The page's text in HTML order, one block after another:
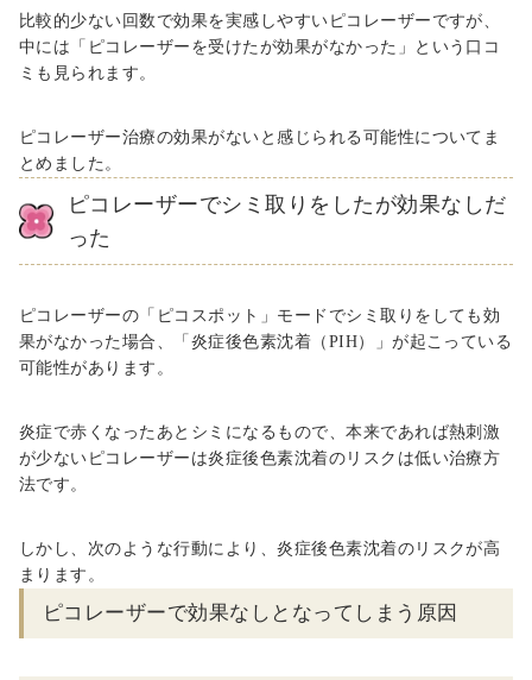
比較的少ない回数で効果を実感しやすいピコレーザーですが、
中には「ピコレーザーを受けたが効果がなかった」という口コ
ミも見られます。
ピコレーザー治療の効果がないと感じられる可能性についてま
とめました。
ピコレーザーでシミ取りをしたが効果なしだ
った
ピコレーザーの「ピコスポット」モードでシミ取りをしても効
果がなかった場合、「炎症後色素沈着（PIH）」が起こっている
可能性があります。
炎症で赤くなったあとシミになるもので、本来であれば熱刺激
が少ないピコレーザーは炎症後色素沈着のリスクは低い治療方
法です。
しかし、次のような行動により、炎症後色素沈着のリスクが高
まります。
ピコレーザーで効果なしとなってしまう原因